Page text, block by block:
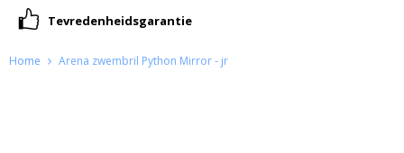
Tevredenheidsgarantie
Home Arena zwembril Python Mirror - jr